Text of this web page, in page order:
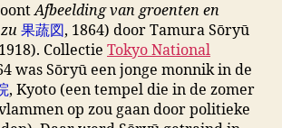
Afbeelding van groenten en
果蔬図, 1864) door Tamura Sōryū
Collectie Tokyo National
was Sōryū een jonge monnik in de
, Kyoto (een tempel die in de zomer
op zou gaan door politieke